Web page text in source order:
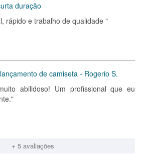
duração
rápido e trabalho de qualidade "
de camiseta - Rogerio S.
abilidoso! Um profissional que eu
+ 5 avaliações